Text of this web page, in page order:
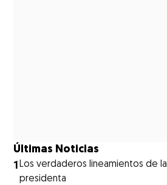
Últimas Noticias
1Los verdaderos lineamientos de la
presidenta